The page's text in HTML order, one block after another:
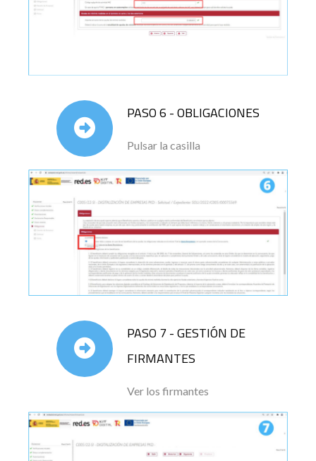
PASO 6 - OBLIGACIONES
Pulsar la casilla
PASO 7 - GESTIÓN DE
FIRMANTES
Ver los firmantes